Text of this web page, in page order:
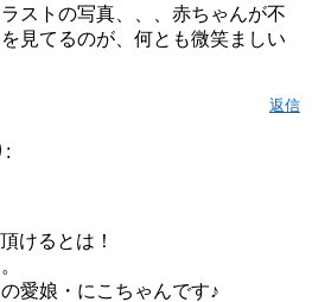
ストの写真、、、赤ちゃんが不
見てるのが、何とも微笑ましい
返信
:
けるとは！
愛娘・にこちゃんです♪